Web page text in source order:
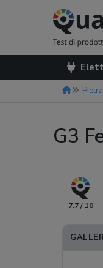
G3
7.7 / 10